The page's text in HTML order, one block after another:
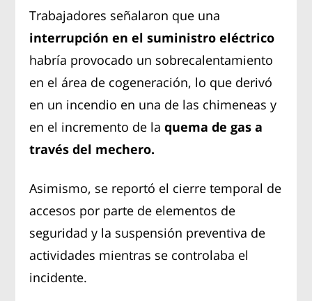
Trabajadores señalaron que una
interrupción en el suministro eléctrico
habría provocado un sobrecalentamiento
en el área de cogeneración, lo que derivó
en un incendio en una de las chimeneas y
en el incremento de laquema de gas a
través del mechero.
Asimismo, se reportó el cierre temporal de
accesos por parte de elementos de
seguridad y la suspensión preventiva de
actividades mientras se controlaba el
incidente.